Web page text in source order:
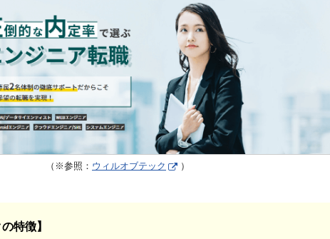
（※参照： ウィルオブテック ）
特徴】